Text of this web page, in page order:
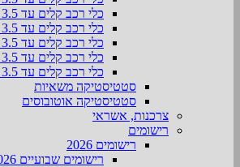
כלי רכב קלים עד 3.5 טון 2021
כלי רכב קלים עד 3.5 טון 2020
כלי רכב קלים עד 3.5 טון 2019
כלי רכב קלים עד 3.5 טון 2018
כלי רכב קלים עד 3.5 טון 2017
סטטיסטיקה משאיות
סטטיסטיקה אוטובוסים
צרכנות, אשראי
רישומים
רישומים 2026
רישומים שבועיים 2026